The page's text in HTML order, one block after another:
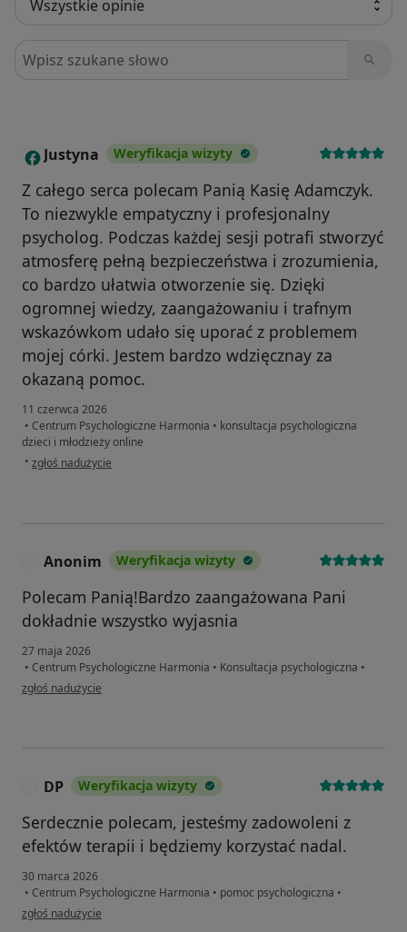
Szukaj w opiniach
J Justyna Weryfikacja wizyty
Z całego serca polecam Panią Kasię Adamczyk.
To niezwykle empatyczny i profesjonalny
psycholog. Podczas każdej sesji potrafi stworzyć
atmosferę pełną bezpieczeństwa i zrozumienia,
co bardzo ułatwia otworzenie się. Dzięki
ogromnej wiedzy, zaangażowaniu i trafnym
wskazówkom udało się uporać z problemem
mojej córki. Jestem bardzo wdzięcznay za
okazaną pomoc.
11 czerwca 2026
• Centrum Psychologiczne Harmonia • konsultacja psychologiczna
dzieci i młodzieży online
• w opinii użytkownika Justyna
zgłoś nadużycie
Anonim Weryfikacja wizyty
Polecam Panią!Bardzo zaangażowana Pani
dokładnie wszystko wyjasnia
27 maja 2026
• Centrum Psychologiczne Harmonia • Konsultacja psychologiczna •
w opinii użytkownika Anonim
zgłoś nadużycie
DP Weryfikacja wizyty
Serdecznie polecam, jesteśmy zadowoleni z
efektów terapii i będziemy korzystać nadal.
30 marca 2026
• Centrum Psychologiczne Harmonia • pomoc psychologiczna •
w opinii użytkownika DP
zgłoś nadużycie